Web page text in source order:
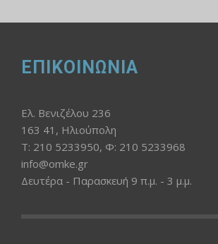
ΕΠΙΚΟΙΝΩΝΙΑ
Ελ. Βενιζέλου 236
163 41, Ηλιούπολη
Τ: 210 5233950, Φ: 210 5233968
info@omke.gr
Δευτέρα - Παρασκευή 9 π.μ. - 3 μ.μ.